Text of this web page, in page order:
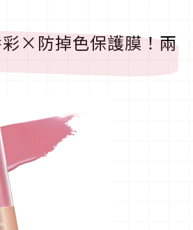
×防掉色保護膜！兩